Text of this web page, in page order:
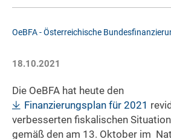
OeBFA - Österreichische
18.10.2021
Die OeBFA hat heute den
Finanzierungsplan für 2021
verbesserten fiskalischen
gemäß den am 13. Oktober im